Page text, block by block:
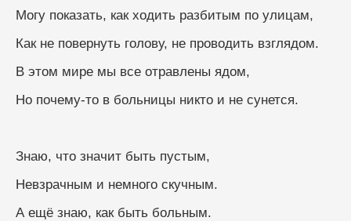
Могу показать, как ходить разбитым по улицам,
Как не повернуть голову, не проводить взглядом.
В этом мире мы все отравлены ядом,
Но почему-то в больницы никто и не сунется.
Знаю, что значит быть пустым,
Невзрачным и немного скучным.
А ещё знаю, как быть больным.